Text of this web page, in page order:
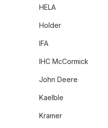
HELA
Holder
IFA
IHC McCormick
John Deere
Kaelble
Kramer